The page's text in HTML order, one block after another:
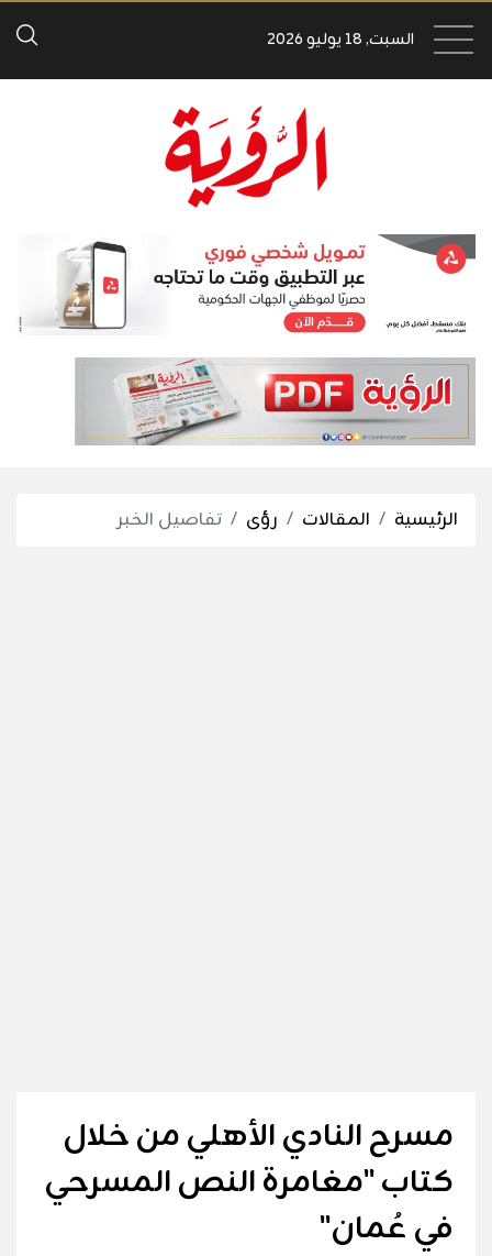
السبت, 18 يوليو 2026
الرئيسية المقالات رؤى تفاصيل الخبر
مسرح النادي الأهلي من خلال
كتاب "مغامرة النص المسرحي
في عُمان"